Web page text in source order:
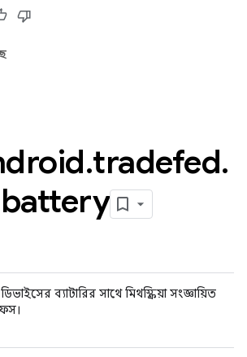
.tradefed.
battery
ব্যাটারির সাথে মিথস্ক্রিয়া সংজ্ঞায়িত